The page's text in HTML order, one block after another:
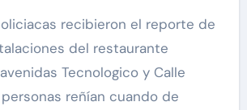
recibieron el reporte de
del restaurante
Tecnologico y Calle
reñían cuando de